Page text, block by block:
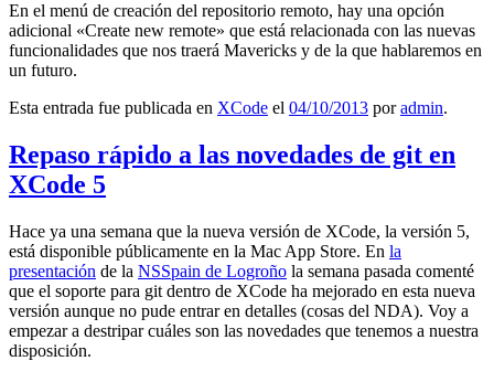
En el menú de creación del repositorio remoto, hay una opción
adicional «Create new remote» que está relacionada con las nuevas
funcionalidades que nos traerá Mavericks y de la que hablaremos en
un futuro.
Esta entrada fue publicada en XCode el 04/10/2013 poradmin.
Repaso rápido a las novedades de git en
XCode 5
Hace ya una semana que la nueva versión de XCode, la versión 5,
está disponible públicamente en la Mac App Store. En la
presentación de la NSSpain de Logroño la semana pasada comenté
que el soporte para git dentro de XCode ha mejorado en esta nueva
versión aunque no pude entrar en detalles (cosas del NDA). Voy a
empezar a destripar cuáles son las novedades que tenemos a nuestra
disposición.